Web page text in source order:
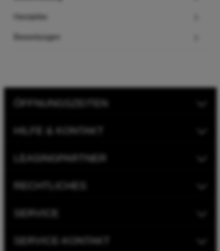
Bewertungen
SERVICE-KONTAKT
ÖFFNUNGSZEITEN
HILFE & KONTAKT
LEASINGPARTNER
RECHTLICHES
SERVICE